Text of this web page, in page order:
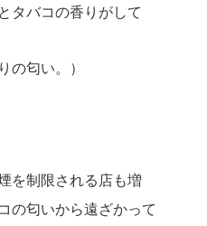
タバコの香りがして
の匂い。）
を制限される店も増
の匂いから遠ざかって